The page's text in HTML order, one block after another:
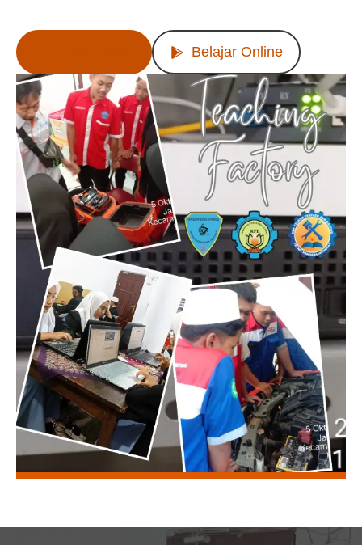
Belajar Online